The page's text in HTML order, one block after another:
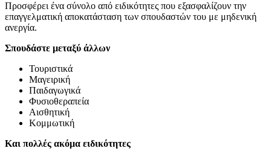
Προσφέρει ένα σύνολο από ειδικότητες που εξασφαλίζουν την
επαγγελματική αποκατάσταση των σπουδαστών του με μηδενική
ανεργία.
Σπουδάστε μεταξύ άλλων
Τουριστικά
Μαγειρική
Παιδαγωγικά
Φυσιοθεραπεία
Αισθητική
Κομμωτική
Kαι πολλές ακόμα ειδικότητες